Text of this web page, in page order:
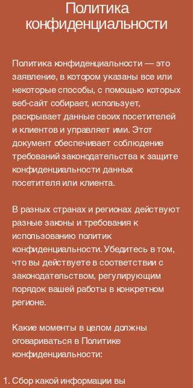
Политика
конфиденциальности
Политика конфиденциальности — это
заявление, в котором указаны все или
некоторые способы, с помощью которых
веб-сайт собирает, использует,
раскрывает данные своих посетителей
и клиентов и управляет ими. Этот
документ обеспечивает соблюдение
требований законодательства к защите
конфиденциальности данных
посетителя или клиента.
В разных странах и регионах действуют
разные законы и требования к
использованию политик
конфиденциальности. Убедитесь в том,
что вы действуете в соответствии с
законодательством, регулирующим
порядок вашей работы в конкретном
регионе.
Какие моменты в целом должны
оговариваться в Политике
конфиденциальности:
Сбор какой информации вы